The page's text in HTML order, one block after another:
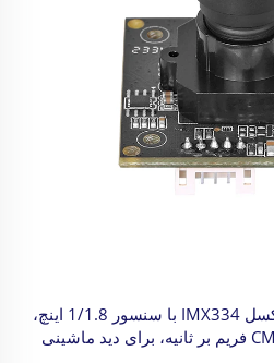
ماژول دوربین USB 8 مگاپیکسل IMX334 با سنسور 1/1.8 اینچ،
CMOS 4K، 3840*2160، 30 فریم بر ثانیه، برای دید ماشینی